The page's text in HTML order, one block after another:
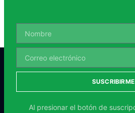
SUSCRIBIRME
Al presionar el botón de